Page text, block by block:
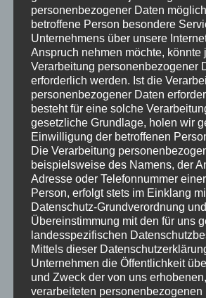
Es gibt noch lange kein
oder gegen das Fernsehen, einige
dass wir uns anderen
zuwenden sollten. Wenn Sie
entspannend finden, könnten Sie sich
Heimkino anschaffen.
personenbezogener Daten
betroffene Person besondere
Unternehmens über unsere
Anspruch nehmen möchte, könnte
Verarbeitung personenbezogener
erforderlich werden. Ist die
personenbezogener Daten
besteht für eine solche
gesetzliche Grundlage, holen wir
Einwilligung der betroffenen
Die Verarbeitung
beispielsweise des Namens, der
Adresse oder Telefonnummer
Person, erfolgt stets im Einklang
Datenschutz-Grundverordnung
Übereinstimmung mit den für uns
landesspezifischen
Mittels dieser
Unternehmen die Öffentlichkeit
und Zweck der von uns
verarbeiteten personenbezogenen